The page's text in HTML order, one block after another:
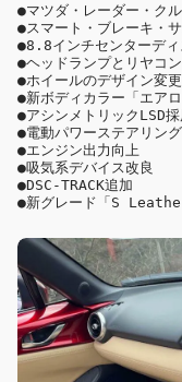
●マツダ・レーダー・ク
●スマート・ブレーキ・
●8.8インチセンターディ
●ヘッドランプとリヤコ
●ホイールのデザイン変更
●新ボディカラー「エア
●アシンメトリックLSD採
●電動パワーステアリン
●エンジン出力向上
●吸気系デバイス改良
●DSC-TRACK追加
●新グレード「S